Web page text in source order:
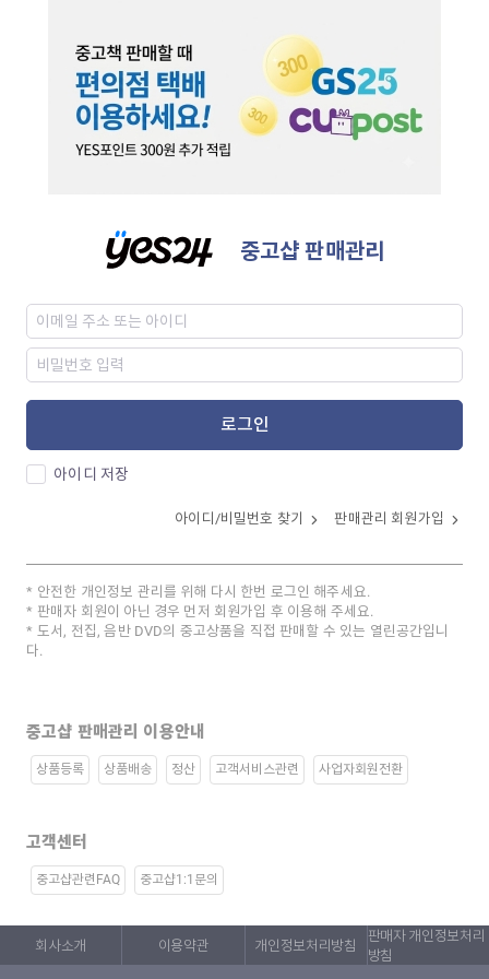
중고샵 판매관리
로그인
아이디 저장
아이디/비밀번호 찾기 판매관리 회원가입
안전한 개인정보 관리를 위해 다시 한번 로그인 해주세요.
판매자 회원이 아닌 경우 먼저 회원가입 후 이용해 주세요.
도서, 전집, 음반 DVD의 중고상품을 직접 판매할 수 있는 열린공간입니
다.
중고샵 판매관리 이용안내
상품등록 상품배송 정산 고객서비스관련 사업자회원전환
고객센터
중고샵관련FAQ 중고샵1:1문의
회사소개 이용약관 개인정보처리방침
판매자 개인정보처리
방침